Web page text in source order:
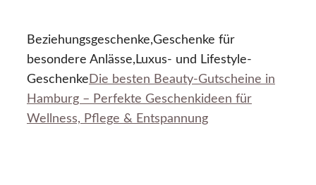
Beziehungsgeschenke,Geschenke für
besondere Anlässe,Luxus- und Lifestyle-
Geschenke Die besten Beauty-Gutscheine in
Hamburg – Perfekte Geschenkideen für
Wellness, Pflege & Entspannung